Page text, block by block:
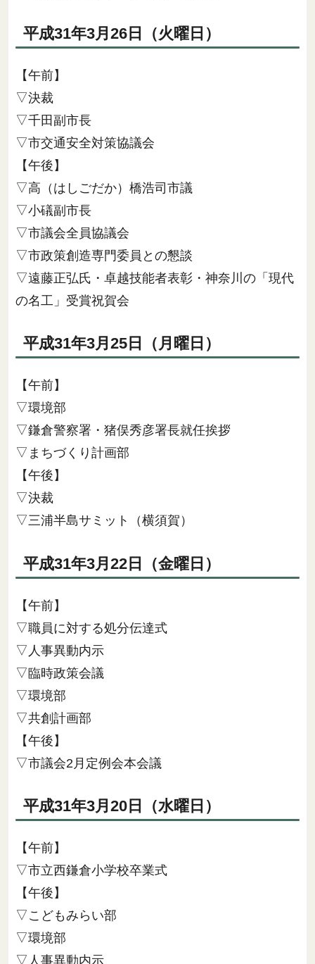
平成31年3月26日（火曜日）
【午前】
▽決裁
▽千田副市長
▽市交通安全対策協議会
【午後】
▽高（はしごだか）橋浩司市議
▽小礒副市長
▽市議会全員協議会
▽市政策創造専門委員との懇談
▽遠藤正弘氏・卓越技能者表彰・神奈川の「現代
の名工」受賞祝賀会
平成31年3月25日（月曜日）
【午前】
▽環境部
▽鎌倉警察署・猪俣秀彦署長就任挨拶
▽まちづくり計画部
【午後】
▽決裁
▽三浦半島サミット（横須賀）
平成31年3月22日（金曜日）
【午前】
▽職員に対する処分伝達式
▽人事異動内示
▽臨時政策会議
▽環境部
▽共創計画部
【午後】
▽市議会2月定例会本会議
平成31年3月20日（水曜日）
【午前】
▽市立西鎌倉小学校卒業式
【午後】
▽こどもみらい部
▽環境部
▽人事異動内示